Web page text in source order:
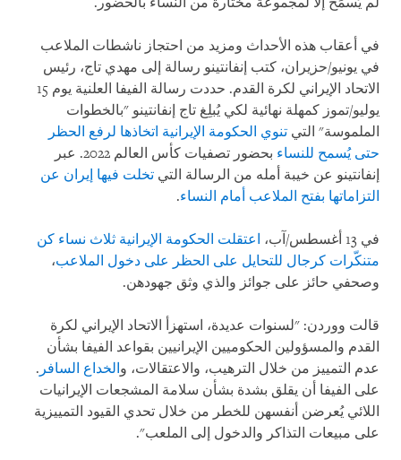
في أعقاب هذه الأحداث ومزيد من احتجاز ناشطات الملاعب
في يونيو/حزيران، كتب إنفانتينو رسالة إلى مهدي تاج، رئيس
الاتحاد الإيراني لكرة القدم. حددت رسالة الفيفا العلنية يوم 15
يوليو/تموز كمهلة نهائية لكي يُبلِغ تاج إنفانتينو "بالخطوات
الملموسة" التي تنوي الحكومة الإيرانية اتخاذها لرفع الحظر
حتى يُسمح للنساء
بحضور تصفيات كأس العالم 2022. عبر
إنفانتينو عن خيبة أمله من الرسالة التي تخلت فيها إيران عن
التزاماتها بفتح الملاعب أمام النساء.
في 13 أغسطس/آب،
اعتقلت الحكومة الإيرانية ثلاث نساء كن
متنكّرات كرجال للتحايل على الحظر على دخول الملاعب،
وصحفي حائز على جوائز والذي وثق جهودهن.
قالت ووردن: "لسنوات عديدة، استهزأ الاتحاد الإيراني لكرة
القدم والمسؤولين الحكوميين الإيرانيين بقواعد الفيفا بشأن
عدم التمييز من خلال الترهيب، والاعتقالات، و الخداع السافر .
على الفيفا أن يقلق بشدة بشأن سلامة المشجعات الإيرانيات
اللائي يُعرضن أنفسهن للخطر من خلال تحدي القيود التمييزية
على مبيعات التذاكر والدخول إلى الملعب".